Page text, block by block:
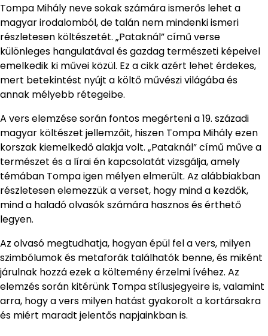
Tompa Mihály neve sokak számára ismerős lehet a
magyar irodalomból, de talán nem mindenki ismeri
részletesen költészetét. „Pataknál” című verse
különleges hangulatával és gazdag természeti képeivel
emelkedik ki művei közül. Ez a cikk azért lehet érdekes,
mert betekintést nyújt a költő művészi világába és
annak mélyebb rétegeibe.
A vers elemzése során fontos megérteni a 19. századi
magyar költészet jellemzőit, hiszen Tompa Mihály ezen
korszak kiemelkedő alakja volt. „Pataknál” című műve a
természet és a lírai én kapcsolatát vizsgálja, amely
témában Tompa igen mélyen elmerült. Az alábbiakban
részletesen elemezzük a verset, hogy mind a kezdők,
mind a haladó olvasók számára hasznos és érthető
legyen.
Az olvasó megtudhatja, hogyan épül fel a vers, milyen
szimbólumok és metaforák találhatók benne, és miként
járulnak hozzá ezek a költemény érzelmi ívéhez. Az
elemzés során kitérünk Tompa stílusjegyeire is, valamint
arra, hogy a vers milyen hatást gyakorolt a kortársakra
és miért maradt jelentős napjainkban is.